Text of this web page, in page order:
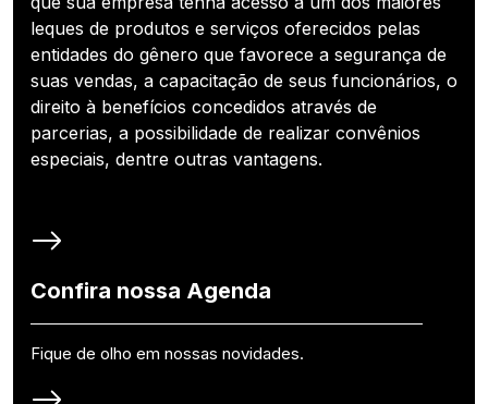
leques de produtos e serviços oferecidos pelas
entidades do gênero que favorece a segurança de
suas vendas, a capacitação de seus funcionários, o
direito à benefícios concedidos através de
parcerias, a possibilidade de realizar convênios
especiais, dentre outras vantagens.
Confira nossa Agenda
Fique de olho em nossas novidades.